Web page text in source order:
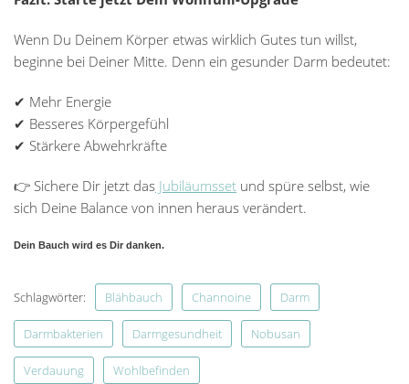
Wenn Du Deinem Körper etwas wirklich Gutes tun willst,
beginne bei Deiner Mitte. Denn ein gesunder Darm bedeutet:
✔ Mehr Energie
✔ Besseres Körpergefühl
✔ Stärkere Abwehrkräfte
👉 Sichere Dir jetzt das Jubiläumsset und spüre selbst, wie
sich Deine Balance von innen heraus verändert.
Dein Bauch wird es Dir danken.
Schlagwörter: Blähbauch Channoine Darm
Darmbakterien Darmgesundheit Nobusan
Verdauung Wohlbefinden